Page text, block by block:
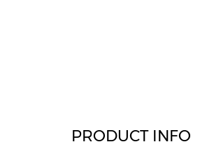
PRODUCT INFO